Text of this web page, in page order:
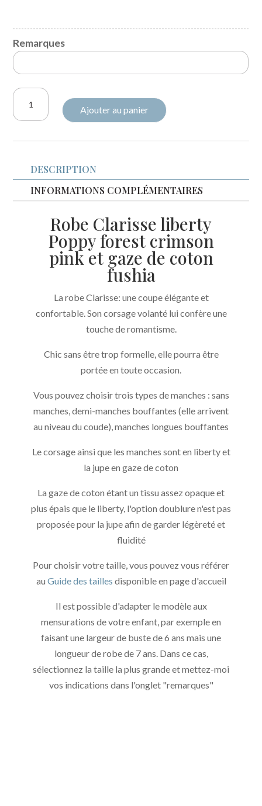
Remarques
quantité
Poppy
forest
Ajouter au panier
DESCRIPTION
INFORMATIONS COMPLÉMENTAIRES
Robe Clarisse liberty
Poppy forest crimson
pink et gaze de coton
fushia
La robe Clarisse: une coupe élégante et
confortable. Son corsage volanté lui confère une
touche de romantisme.
Chic sans être trop formelle, elle pourra être
portée en toute occasion.
Vous pouvez choisir trois types de manches : sans
manches, demi-manches bouffantes (elle arrivent
au niveau du coude), manches longues bouffantes
Le corsage ainsi que les manches sont en liberty et
la jupe en gaze de coton
La gaze de coton étant un tissu assez opaque et
plus épais que le liberty, l'option doublure n'est pas
proposée pour la jupe afin de garder légèreté et
fluidité
Pour choisir votre taille, vous pouvez vous référer
au Guide des tailles disponible en page d'accueil
Il est possible d'adapter le modèle aux
mensurations de votre enfant, par exemple en
faisant une largeur de buste de 6 ans mais une
longueur de robe de 7 ans. Dans ce cas,
sélectionnez la taille la plus grande et mettez-moi
vos indications dans l'onglet "remarques"